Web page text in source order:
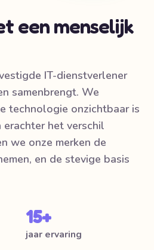
een menselijk
IT-dienstverlener
samenbrengt. We
technologie onzichtbaar is
het verschil
we onze merken de
en de stevige basis
15+
jaar ervaring